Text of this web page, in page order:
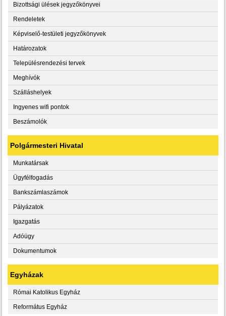
Bizottsági ülések jegyzőkönyvei
Rendeletek
Képviselő-testületi jegyzőkönyvek
Határozatok
Településrendezési tervek
Meghívók
Szálláshelyek
Ingyenes wifi pontok
Beszámolók
Polgármesteri Hivatal
Munkatársak
Ügyfélfogadás
Bankszámlaszámok
Pályázatok
Igazgatás
Adóügy
Dokumentumok
Egyházak
Római Katolikus Egyház
Református Egyház